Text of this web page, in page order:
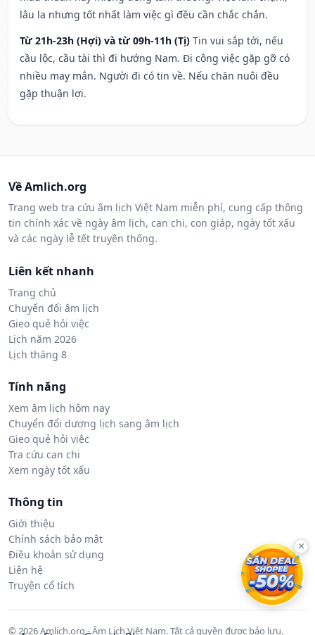
lâu la nhưng tốt nhất làm việc gì đều cần chắc chắn.
Từ 21h-23h (Hợi) và từ 09h-11h (Tị) Tin vui sắp tới, nếu
cầu lộc, cầu tài thì đi hướng Nam. Đi công việc gặp gỡ có
nhiều may mắn. Người đi có tin về. Nếu chăn nuôi đều
gặp thuận lợi.
Về Amlich.org
Trang web tra cứu âm lịch Việt Nam miễn phí, cung cấp thông
tin chính xác về ngày âm lịch, can chi, con giáp, ngày tốt xấu
và các ngày lễ tết truyền thống.
Liên kết nhanh
Trang chủ
Chuyển đổi âm lịch
Gieo quẻ hỏi việc
Lịch năm 2026
Lịch tháng 8
Tính năng
Xem âm lịch hôm nay
Chuyển đổi dương lịch sang âm lịch
Gieo quẻ hỏi việc
Tra cứu can chi
Xem ngày tốt xấu
Thông tin
Giới thiệu
Chính sách bảo mật
Điều khoản sử dụng
Liên hệ
Truyện cổ tích
© 2026 Amlich.org - Âm Lịch Việt Nam. Tất cả quyền được bảo lưu.
×